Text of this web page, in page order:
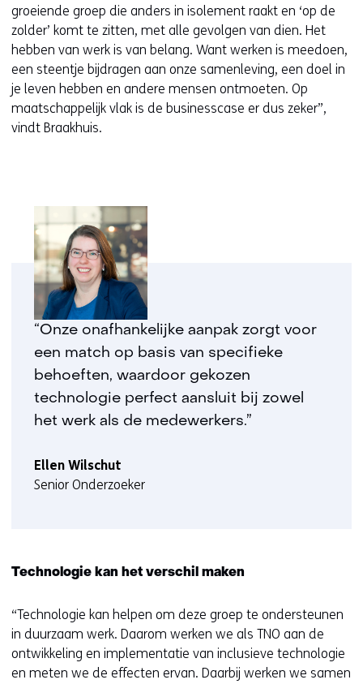
groeiende groep die anders in isolement raakt en ‘op de
zolder’ komt te zitten, met alle gevolgen van dien. Het
hebben van werk is van belang. Want werken is meedoen,
een steentje bijdragen aan onze samenleving, een doel in
je leven hebben en andere mensen ontmoeten. Op
maatschappelijk vlak is de businesscase er dus zeker”,
vindt Braakhuis.
“Onze onafhankelijke aanpak zorgt voor
een match op basis van specifieke
behoeften, waardoor gekozen
technologie perfect aansluit bij zowel
het werk als de medewerkers.”
Ellen Wilschut
Senior Onderzoeker
Technologie kan het verschil maken
“Technologie kan helpen om deze groep te ondersteunen
in duurzaam werk. Daarom werken we als TNO aan de
ontwikkeling en implementatie van inclusieve technologie
en meten we de effecten ervan. Daarbij werken we samen